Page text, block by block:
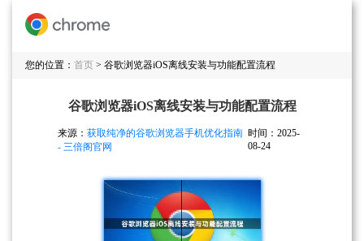
您的位置： 首页 > 谷歌浏览器iOS离线安装与功能配置流程
谷歌浏览器iOS离线安装与功能配置流程
来源： 获取纯净的谷歌浏览器手机优化指南
- 三倍阁官网
时间：2025-
08-24